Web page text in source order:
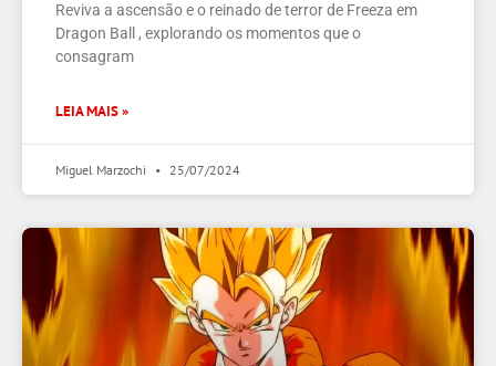
Reviva a ascensão e o reinado de terror de Freeza em
Dragon Ball , explorando os momentos que o
consagram
LEIA MAIS »
Miguel Marzochi 25/07/2024